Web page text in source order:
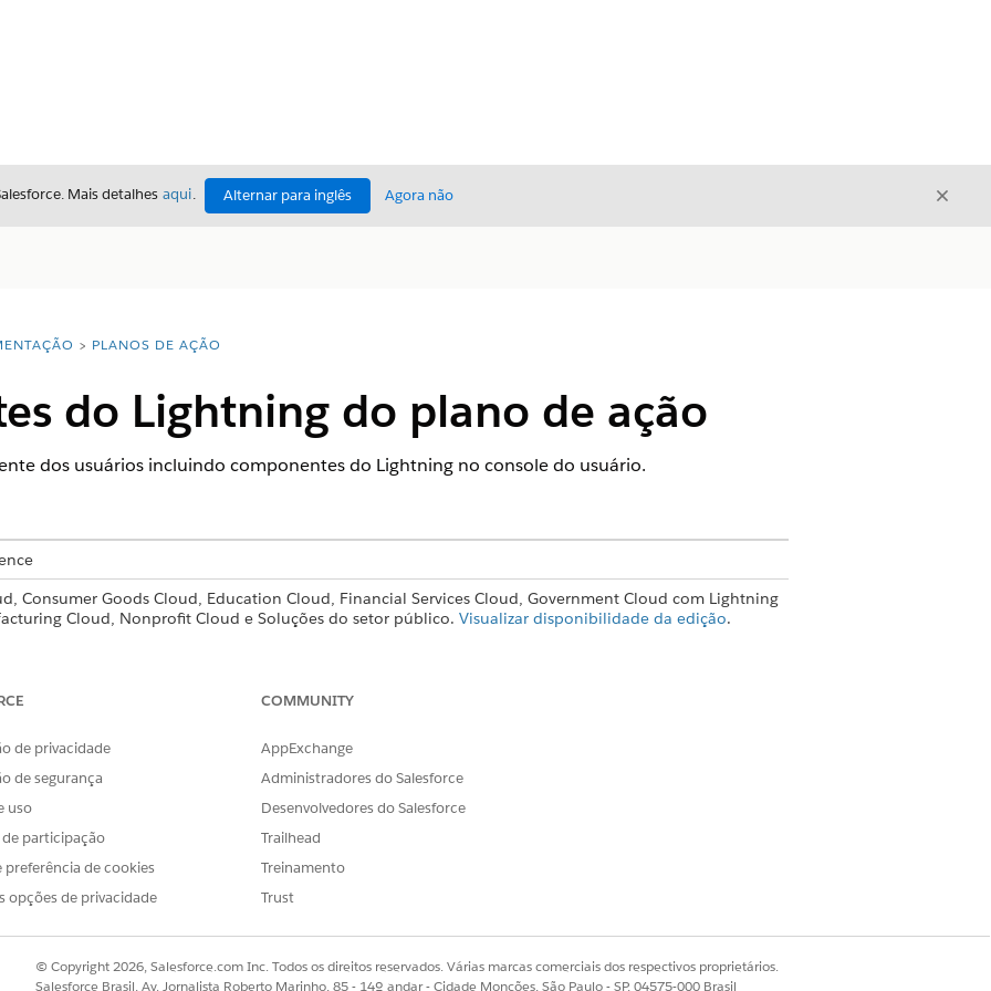
Mais detalhes aqui. Alternar para inglês Agora não Fechar
PLANOS DE AÇÃO
do Lightning do plano de ação
dos usuários incluindo componentes do Lightning no console do usuário.
Consumer Goods Cloud, Education Cloud, Financial Services Cloud, Government Cloud com Lightning
Cloud, Nonprofit Cloud e Soluções do setor público. Visualizar disponibilidade da edição.
de ação. Você pode adicionar esse componente a páginas para registros de conta, campanha, caso,
Você também pode adicionar esse componente a páginas para registros de objetos
ativadas.
e o usuário atribuído para um modelo de plano de ação. O componente inclui botões para adicionar
o modelo. Você pode adicionar esse componente à página Modelo do plano de ação.
a um modelo de plano de ação. Você pode adicionar esse componente à página Modelo do
de privacidade
de segurança
uso
participação
preferência de cookies
opções de privacidade
COMMUNITY
AppExchange
Administradores do Salesforce
Desenvolvedores do Salesforce
Trailhead
Treinamento
Trust
© Copyright 2026, Salesforce.com Inc. Todos os direitos reservados. Várias marcas comerciais dos respectivos proprietários.
Salesforce Brasil, Av. Jornalista Roberto Marinho, 85 - 14º andar - Cidade Monções, São Paulo - SP, 04575-000 Brasil